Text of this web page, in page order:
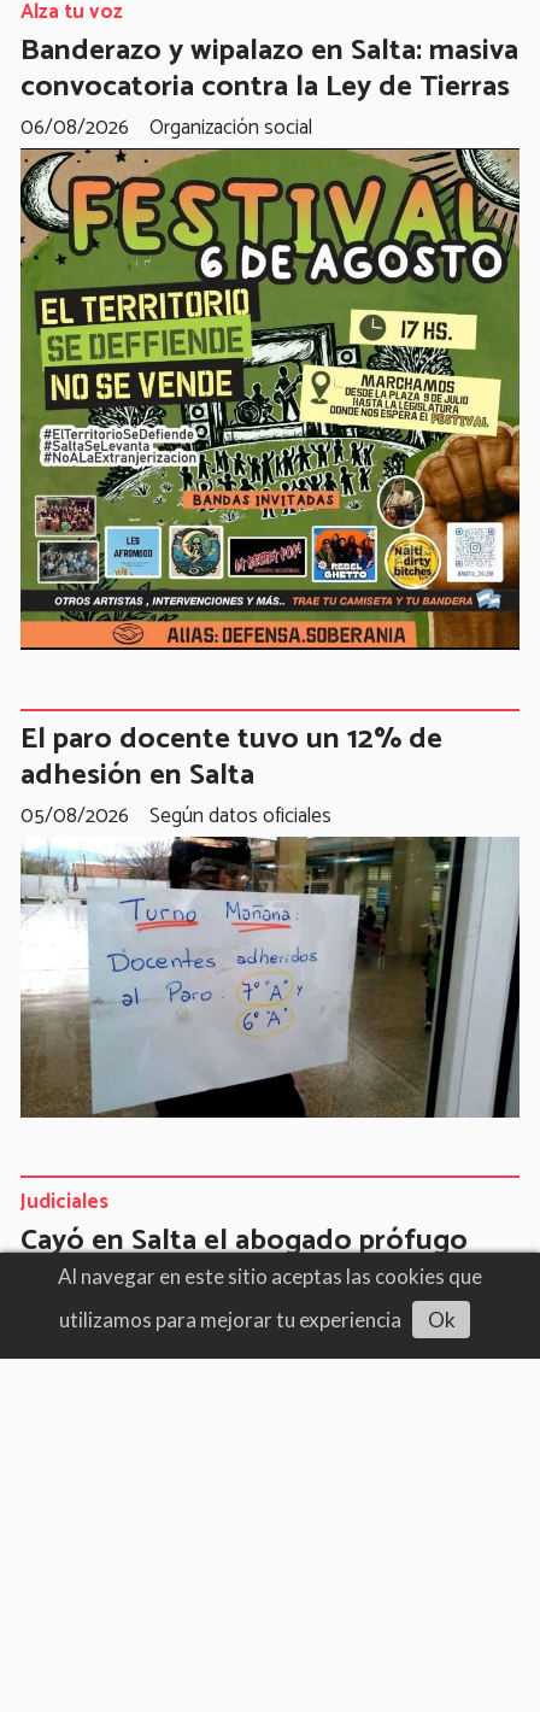
Banderazo y wipalazo en Salta: masiva
convocatoria contra la Ley de Tierras
Organización social
Alza tu voz
06/08/2026
El paro docente tuvo un 12% de
adhesión en Salta
Según datos oficiales
05/08/2026
Cayó en Salta el abogado prófugo
acusado de homicidio que se fue al
Mundial
Volvia de Atlanta
Judiciales
06/08/2026
Al navegar en este sitio aceptas las cookies que
utilizamos para mejorar tu experiencia
Ok
Escuchar artículo